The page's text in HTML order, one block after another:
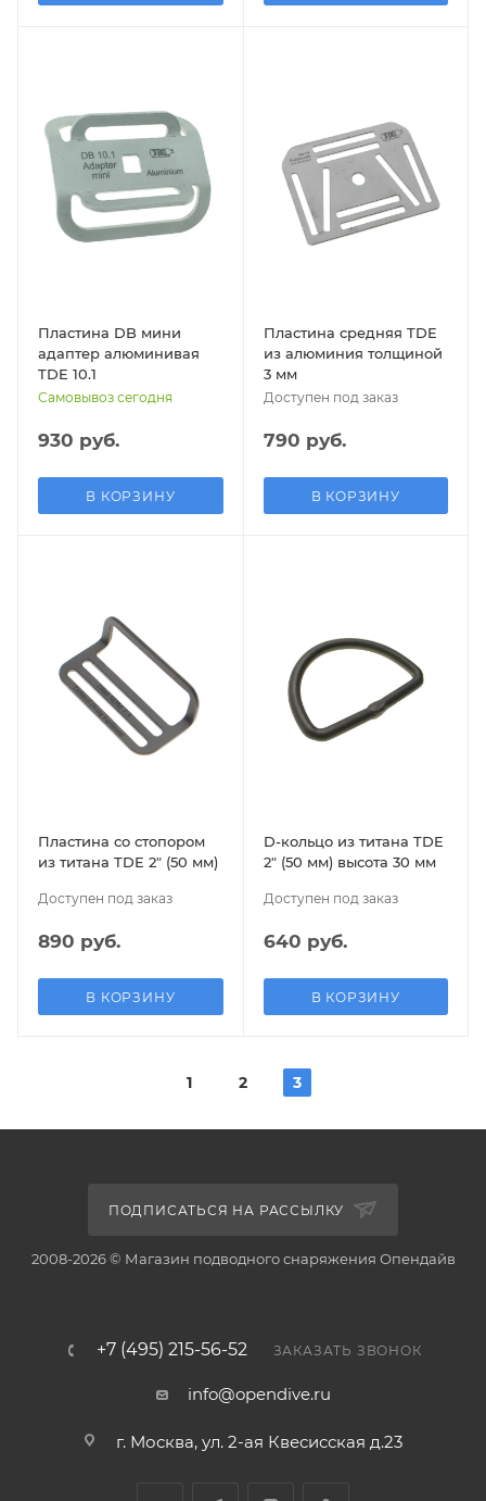
Пластина DB мини
адаптер алюминивая
TDE 10.1
Самовывоз сегодня
930 руб.
В КОРЗИНУ
Пластина средняя TDE
из алюминия толщиной
3 мм
Доступен под заказ
790 руб.
В КОРЗИНУ
Пластина со стопором
из титана TDE 2″ (50 мм)
Доступен под заказ
890 руб.
В КОРЗИНУ
D-кольцо из титана TDE
2″ (50 мм) высота 30 мм
Доступен под заказ
640 руб.
В КОРЗИНУ
1 2 3
ПОДПИСАТЬСЯ НА РАССЫЛКУ
2008-2026 © Магазин подводного снаряжения Опендайв
+7 (495) 215-56-52 ЗАКАЗАТЬ ЗВОНОК
info@opendive.ru
г. Москва, ул. 2-ая Квесисская д.23